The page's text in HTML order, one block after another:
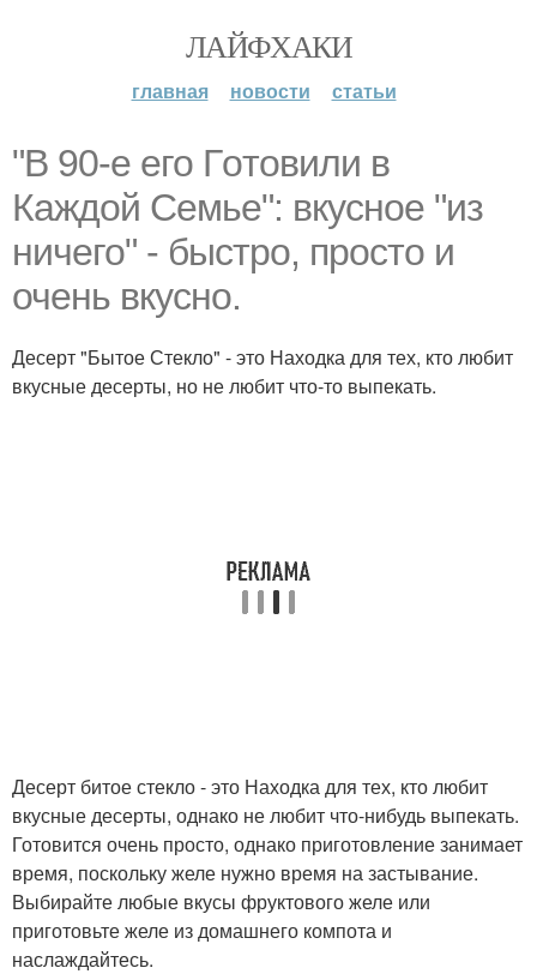
ЛАЙФХАКИ
главная новости статьи
"В 90-е его Гoтовили в
Каждой Семье": вкусное "из
ничего" - быстро, просто и
очень вкусно.
Десерт "Бытое Стекло" - это Находка для тех, кто любит
вкусные десерты, но не любит что-то выпекать.
Десерт битое стекло - это Находка для тех, кто любит
вкусные десерты, однако не любит что-нибудь выпекать.
Готовится очень просто, однако приготовление занимает
время, поскольку желе нужно время на застывание.
Выбирайте любые вкусы фруктового желе или
приготовьте желе из домашнего компота и
наслаждайтесь.